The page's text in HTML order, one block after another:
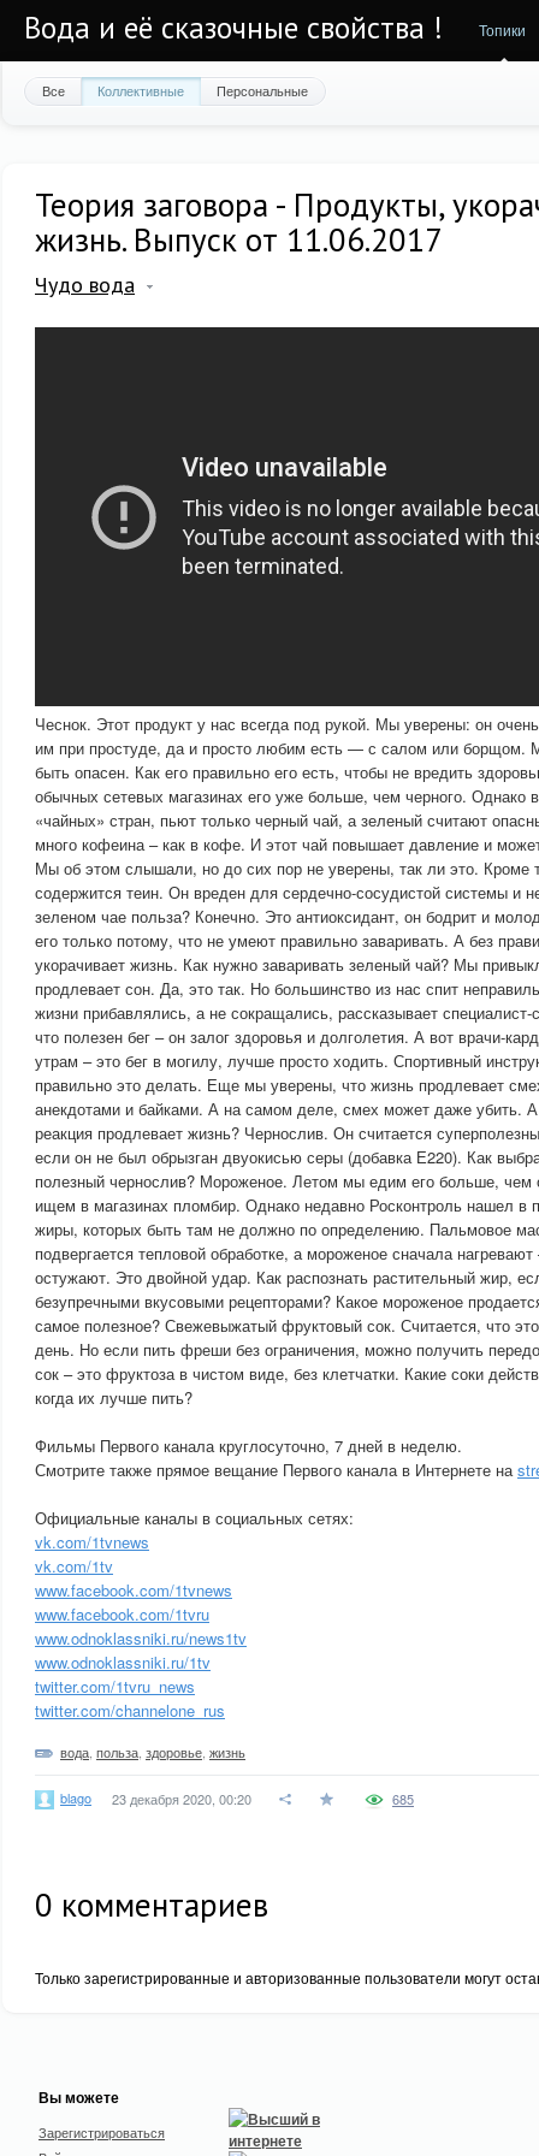
Вода и её сказочные свойства ! Топики
Все Коллективные Персональные
Теория заговора - Продукты,
жизнь. Выпуск от 11.06.2017
Чудо вода
Чеснок. Этот продукт у нас всегда под рукой. Мы уверены: он
им при простуде, да и просто любим есть — с салом или борщом.
быть опасен. Как его правильно его есть, чтобы не вредить
обычных сетевых магазинах его уже больше, чем черного. Однако
«чайных» стран, пьют только черный чай, а зеленый считают
много кофеина – как в кофе. И этот чай повышает давление и
Мы об этом слышали, но до сих пор не уверены, так ли это. Кроме
содержится теин. Он вреден для сердечно-сосудистой системы и
зеленом чае польза? Конечно. Это антиоксидант, он бодрит и
его только потому, что не умеют правильно заваривать. А без
укорачивает жизнь. Как нужно заваривать зеленый чай? Мы
продлевает сон. Да, это так. Но большинство из нас спит
жизни прибавлялись, а не сокращались, рассказывает
что полезен бег – он залог здоровья и долголетия. А вот врачи-
утрам – это бег в могилу, лучше просто ходить. Спортивный
правильно это делать. Еще мы уверены, что жизнь продлевает
анекдотами и байками. А на самом деле, смех может даже убить.
реакция продлевает жизнь? Чернослив. Он считается
если он не был обрызган двуокисью серы (добавка Е220). Как
полезный чернослив? Мороженое. Летом мы едим его больше, чем
ищем в магазинах пломбир. Однако недавно Росконтроль нашел в
жиры, которых быть там не должно по определению. Пальмовое
подвергается тепловой обработке, а мороженое сначала
остужают. Это двойной удар. Как распознать растительный жир,
безупречными вкусовыми рецепторами? Какое мороженое
самое полезное? Свежевыжатый фруктовый сок. Считается, что
день. Но если пить фреши без ограничения, можно получить
сок – это фруктоза в чистом виде, без клетчатки. Какие соки
когда их лучше пить?
Фильмы Первого канала круглосуточно, 7 дней в неделю.
Смотрите также прямое вещание Первого канала в Интернете на
Официальные каналы в социальных сетях:
vk.com/1tvnews
vk.com/1tv
www.facebook.com/1tvnews
www.facebook.com/1tvru
www.odnoklassniki.ru/news1tv
www.odnoklassniki.ru/1tv
twitter.com/1tvru_news
twitter.com/channelone_rus
вода польза здоровье жизнь
blago 23 декабря 2020, 00:20 685
0 комментариев
Только зарегистрированные и авторизованные пользователи могут
Вы можете
Зарегистрироваться